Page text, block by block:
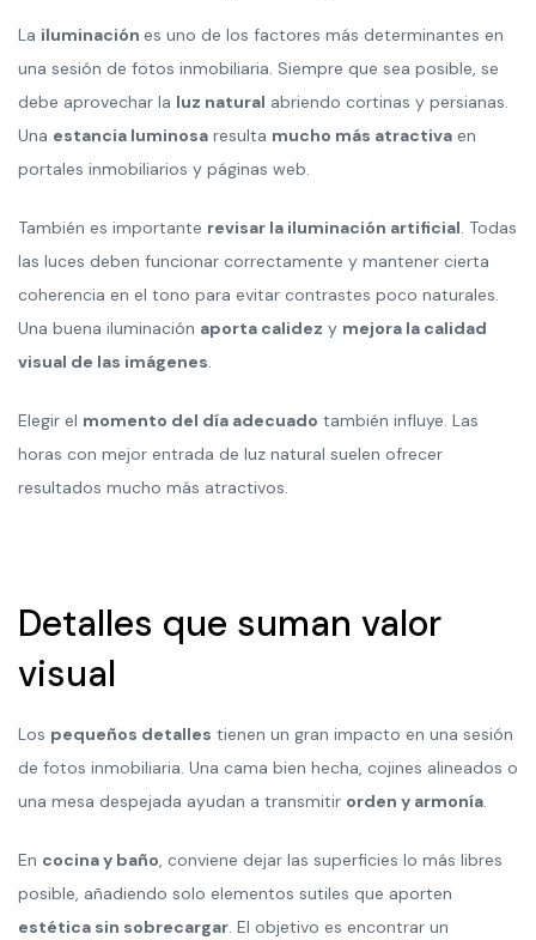
La iluminación es uno de los factores más determinantes en
una sesión de fotos inmobiliaria. Siempre que sea posible, se
debe aprovechar la luz natural abriendo cortinas y persianas.
Una estancia luminosa resulta mucho más atractiva en
portales inmobiliarios y páginas web.
También es importante revisar la iluminación artificial. Todas
las luces deben funcionar correctamente y mantener cierta
coherencia en el tono para evitar contrastes poco naturales.
Una buena iluminación aporta calidez y mejora la calidad
visual de las imágenes.
Elegir el momento del día adecuado también influye. Las
horas con mejor entrada de luz natural suelen ofrecer
resultados mucho más atractivos.
Detalles que suman valor
visual
Los pequeños detalles tienen un gran impacto en una sesión
de fotos inmobiliaria. Una cama bien hecha, cojines alineados o
una mesa despejada ayudan a transmitir orden y armonía.
En cocina y baño, conviene dejar las superficies lo más libres
posible, añadiendo solo elementos sutiles que aporten
estética sin sobrecargar. El objetivo es encontrar un